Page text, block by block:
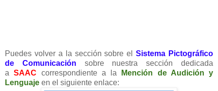
Puedes volver a la sección sobre elSistema Pictográfico
de Comunicación sobre nuestra sección dedicada
aSAAC correspondiente a la
Mención de Audición y
Lenguaje en el siguiente enlace: